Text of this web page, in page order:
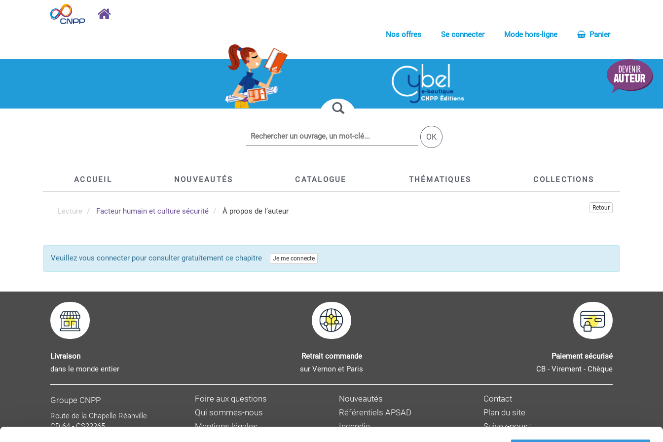
Nos offres Se connecter Mode hors-ligne Panier
OK
ACCUEIL NOUVEAUTÉS CATALOGUE THÉMATIQUES COLLECTIONS
Lecture Facteur humain et culture sécurité À propos de l’auteur Retour
Veuillez vous connecter pour consulter gratuitement ce chapitre Je me connecte
Livraison
dans le monde entier
Retrait commande
sur Vernon et Paris
Paiement sécurisé
CB - Virement - Chèque
Groupe CNPP
Route de la Chapelle Réanville
CD 64 - CS22265
Foire aux questions
Qui sommes-nous
Mentions légales
Nouveautés
Référentiels APSAD
Incendie
Contact
Plan du site
Suivez-nous :